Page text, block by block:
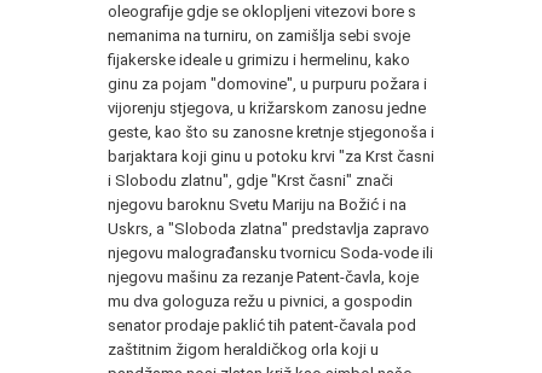
oleografije gdje se oklopljeni vitezovi bore s
nemanima na turniru, on zamišlja sebi svoje
fijakerske ideale u grimizu i hermelinu, kako
ginu za pojam "domovine", u purpuru požara i
vijorenju stjegova, u križarskom zanosu jedne
geste, kao što su zanosne kretnje stjegonoša i
barjaktara koji ginu u potoku krvi "za Krst časni
i Slobodu zlatnu", gdje "Krst časni" znači
njegovu baroknu Svetu Mariju na Božić i na
Uskrs, a "Sloboda zlatna" predstavlja zapravo
njegovu malograđansku tvornicu Soda-vode ili
njegovu mašinu za rezanje Patent-čavla, koje
mu dva gologuza režu u pivnici, a gospodin
senator prodaje paklić tih patent-čavala pod
zaštitnim žigom heraldičkog orla koji u